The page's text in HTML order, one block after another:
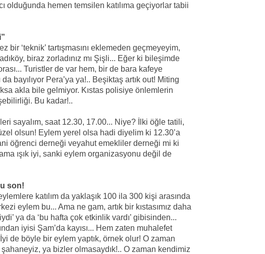
olduğunda hemen temsilen katılıma geçiyorlar tabii
bir ‘teknik’ tartışmasını eklemeden geçmeyeyim,
biraz zorladınız mı Şişli... Eğer ki bileşimde
Turistler de var hem, bir de bara kafeye
bayılıyor Pera’ya ya!.. Beşiktaş artık out! Miting
akla bile gelmiyor. Kıstas polisiye önlemlerin
Bu kadar!..
sayalım, saat 12.30, 17.00... Niye? İlki öğle tatili,
olsun! Eylem yerel olsa hadi diyelim ki 12.30’a
öğrenci derneği veyahut emekliler derneği mi ki
ışık iyi, sanki eylem organizasyonu değil de
son!
katılım da yaklaşık 100 ila 300 kişi arasında
eylem bu... Ama ne gam, artık bir kıstasımız daha
ya da ‘bu hafta çok etkinlik vardı’ gibisinden...
iyisi Şam’da kayısı... Hem zaten muhalefet
de böyle bir eylem yaptık, örnek olur! O zaman
ya bizler olmasaydık!.. O zaman kendimiz